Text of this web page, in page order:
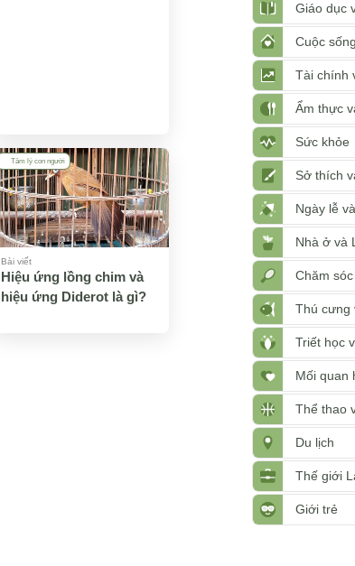
Tâm lý con người
Bài viết
Hiệu ứng lồng chim và
hiệu ứng Diderot là gì?
Giáo dục
Cuộc
Tài chính
Ẩm thực
Sức khỏe
Sở thích
Ngày lễ
Nhà ở và
Chăm
Thú cưng
Triết học
Mối quan
Thể thao
Du lịch
Thế giới
Giới trẻ